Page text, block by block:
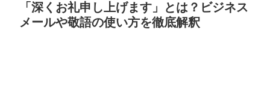
「深くお礼申し上げます」とは？ビジネス
メールや敬語の使い方を徹底解釈